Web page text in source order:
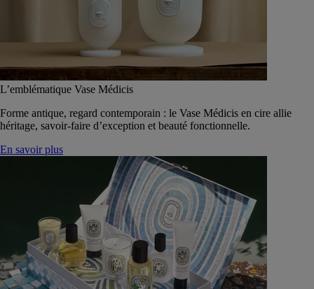
L’emblématique Vase Médicis
Forme antique, regard contemporain : le Vase Médicis en cire allie
héritage, savoir-faire d’exception et beauté fonctionnelle.
En savoir plus